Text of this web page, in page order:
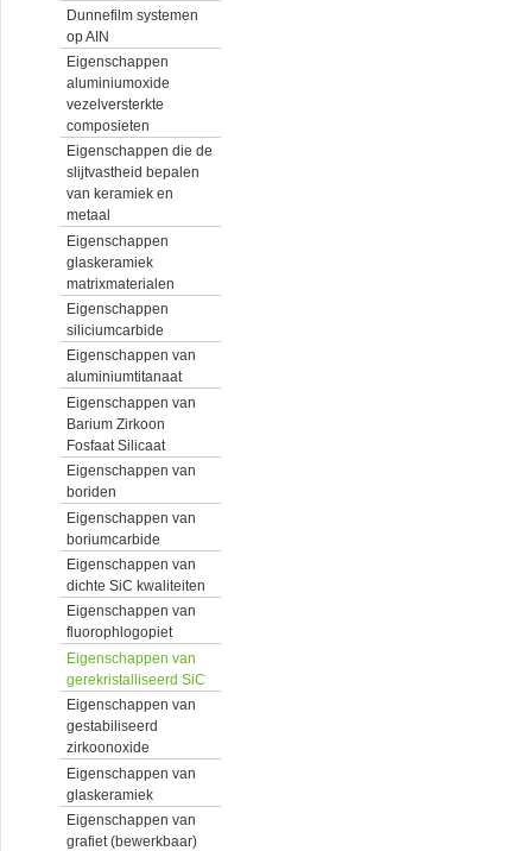
Dunnefilm systemen
op AIN
Eigenschappen
aluminiumoxide
vezelversterkte
composieten
Eigenschappen die de
slijtvastheid bepalen
van keramiek en
metaal
Eigenschappen
glaskeramiek
matrixmaterialen
Eigenschappen
siliciumcarbide
Eigenschappen van
aluminiumtitanaat
Eigenschappen van
Barium Zirkoon
Fosfaat Silicaat
Eigenschappen van
boriden
Eigenschappen van
boriumcarbide
Eigenschappen van
dichte SiC kwaliteiten
Eigenschappen van
fluorophlogopiet
Eigenschappen van
gerekristalliseerd SiC
Eigenschappen van
gestabiliseerd
zirkoonoxide
Eigenschappen van
glaskeramiek
Eigenschappen van
grafiet (bewerkbaar)